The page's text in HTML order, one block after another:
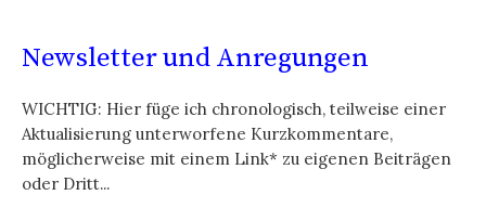
Newsletter und Anregungen
WICHTIG: Hier füge ich chronologisch, teilweise einer
Aktualisierung unterworfene Kurzkommentare,
möglicherweise mit einem Link* zu eigenen Beiträgen
oder Dritt...